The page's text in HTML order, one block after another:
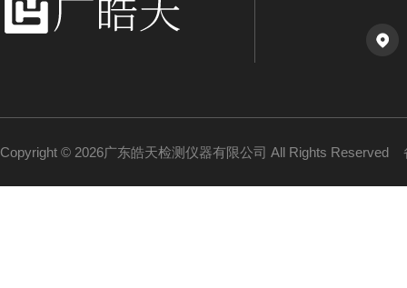
Copyright © 2026广东皓天检测仪器有限公司 All Rights Reserved